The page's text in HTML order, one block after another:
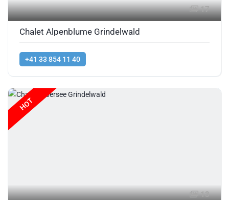
17
Chalet Alpenblume Grindelwald
+41 33 854 11 40
HOT
13